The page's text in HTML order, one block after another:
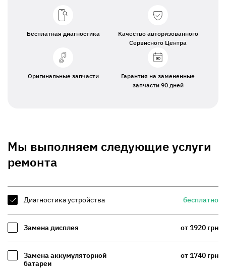
Бесплатная диагностика
Качество авторизованного
Сервисного Центра
Оригинальные запчасти
Гарантия на замененные
запчасти 90 дней
Мы выполняем следующие услуги
ремонта
Диагностика устройства бесплатно
Замена дисплея от 1920 грн
Замена аккумуляторной
батареи
от 1740 грн